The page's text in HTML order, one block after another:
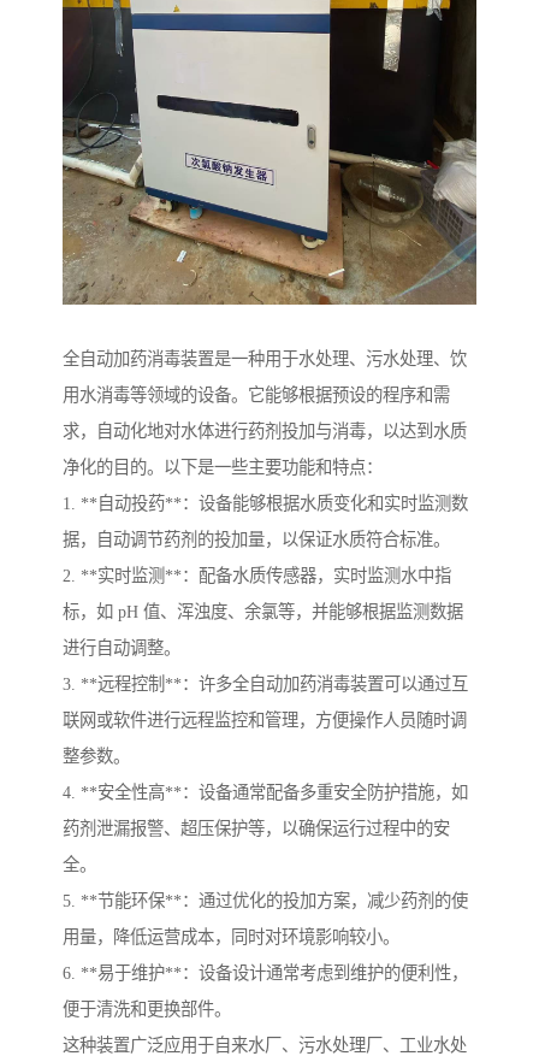
全自动加药消毒装置是一种用于水处理、污水处理、饮
用水消毒等领域的设备。它能够根据预设的程序和需
求，自动化地对水体进行药剂投加与消毒，以达到水质
净化的目的。以下是一些主要功能和特点：
1. **自动投药**：设备能够根据水质变化和实时监测数
据，自动调节药剂的投加量，以保证水质符合标准。
2. **实时监测**：配备水质传感器，实时监测水中指
标，如 pH 值、浑浊度、余氯等，并能够根据监测数据
进行自动调整。
3. **远程控制**：许多全自动加药消毒装置可以通过互
联网或软件进行远程监控和管理，方便操作人员随时调
整参数。
4. **安全性高**：设备通常配备多重安全防护措施，如
药剂泄漏报警、超压保护等，以确保运行过程中的安
全。
5. **节能环保**：通过优化的投加方案，减少药剂的使
用量，降低运营成本，同时对环境影响较小。
6. **易于维护**：设备设计通常考虑到维护的便利性，
便于清洗和更换部件。
这种装置广泛应用于自来水厂、污水处理厂、工业水处